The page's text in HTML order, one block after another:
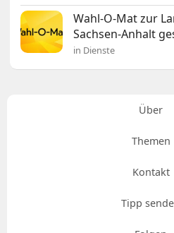
Wahl-O-Mat zur
Sachsen-Anhalt
in Dienste
Über
Themen
Kontakt
Tipp